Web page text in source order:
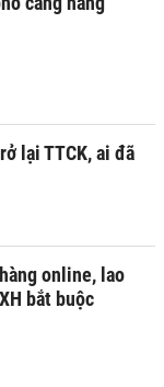
lại TTCK, ai đã
online, lao
bắt buộc